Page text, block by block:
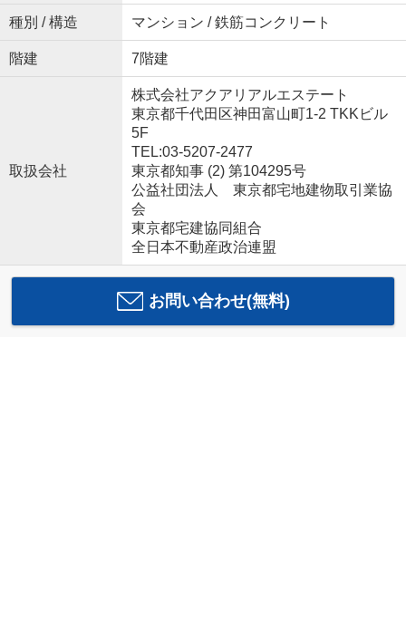
種別 / 構造 マンション / 鉄筋コンクリート
階建 7階建
取扱会社
株式会社アクアリアルエステート
東京都千代田区神田富山町1-2 TKKビル
5F
TEL:03-5207-2477
東京都知事 (2) 第104295号
公益社団法人 東京都宅地建物取引業協
会
東京都宅建協同組合
全日本不動産政治連盟
お問い合わせ(無料)